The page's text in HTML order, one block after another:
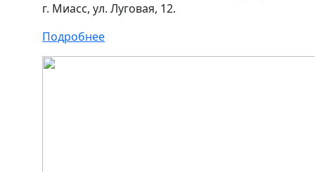
г. Миасс, ул. Луговая, 12.
Подробнее